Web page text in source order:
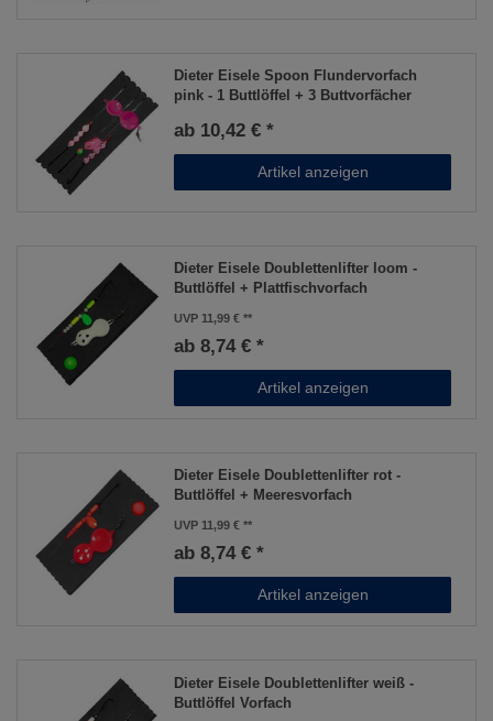
Dieter Eisele Spoon Flundervorfach
pink - 1 Buttlöffel + 3 Buttvorfächer
ab 10,42 € *
Artikel anzeigen
Dieter Eisele Doublettenlifter loom -
Buttlöffel + Plattfischvorfach
UVP 11,99 €
ab 8,74 € *
Artikel anzeigen
Dieter Eisele Doublettenlifter rot -
Buttlöffel + Meeresvorfach
UVP 11,99 €
ab 8,74 € *
Artikel anzeigen
Dieter Eisele Doublettenlifter weiß -
Buttlöffel Vorfach